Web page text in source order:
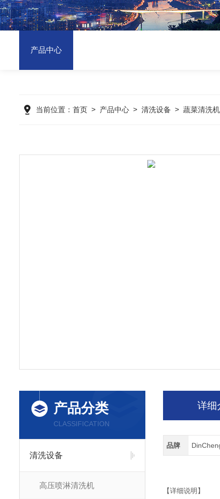
产品中心
当前位置： 首页 > 产品中心 > 清洗设备 > 蔬菜清洗机
产品分类
CLASSIFICATION
清洗设备
高压喷淋清洗机
详细
品牌
【详细说明】